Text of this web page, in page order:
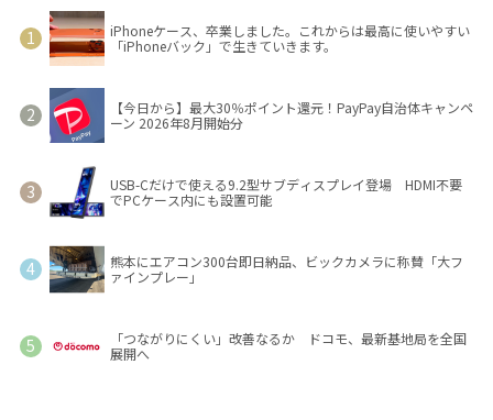
iPhoneケース、卒業しました。これからは最高に使いやすい
「iPhoneバック」で生きていきます。
【今日から】最大30％ポイント還元！PayPay自治体キャンペ
ーン 2026年8月開始分
USB-Cだけで使える9.2型サブディスプレイ登場 HDMI不要
でPCケース内にも設置可能
熊本にエアコン300台即日納品、ビックカメラに称賛「大フ
ァインプレー」
「つながりにくい」改善なるか ドコモ、最新基地局を全国
展開へ